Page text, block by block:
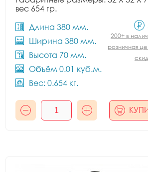
вес 654 гр.
Длина 380 мм.
Ширина 380 мм.
Высота 70 мм.
Объём 0.01 куб.м.
Вес: 0.654 кг.
200+ в
розничная